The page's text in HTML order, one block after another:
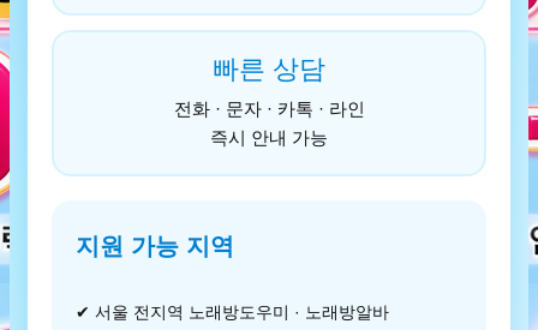
빠른 상담
전화 · 문자 · 카톡 · 라인
즉시 안내 가능
지원 가능 지역
✔ 서울 전지역 노래방도우미 · 노래방알바